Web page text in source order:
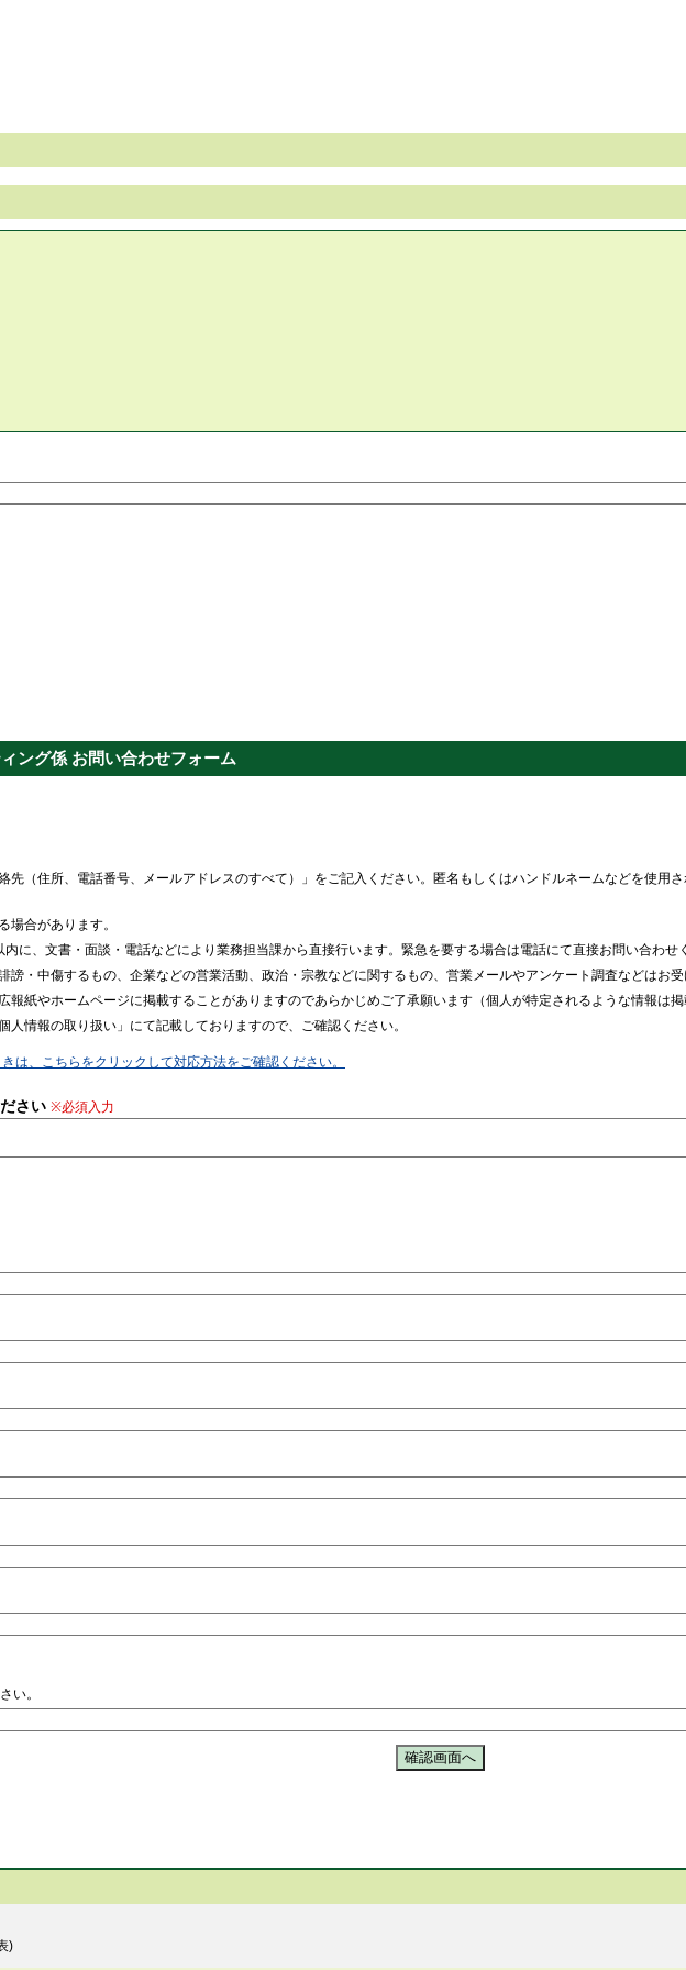
ング係 お問い合わせフォーム
先（住所、電話番号、メールアドレスのすべて）」をご記入ください。匿名もしくはハンドルネームなどを使用
場合があります。
に、文書・面談・電話などにより業務担当課から直接行います。緊急を要する場合は電話にて直接お問い合わせ
謗・中傷するもの、企業などの営業活動、政治・宗教などに関するもの、営業メールやアンケート調査などはお受
報紙やホームページに掲載することがありますのであらかじめご了承願います（個人が特定されるような情報は掲
情報の取り扱い」にて記載しておりますので、ご確認ください。
、こちらをクリックして対応方法をご確認ください。
さい ※必須入力
い。
)